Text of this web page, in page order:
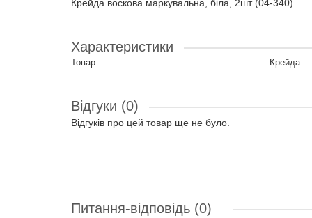
Крейда воскова маркувальна, біла, 2шт (04-340)
Характеристики
Товар Крейда
Відгуки (0)
Відгуків про цей товар ще не було.
Питання-відповідь (0)